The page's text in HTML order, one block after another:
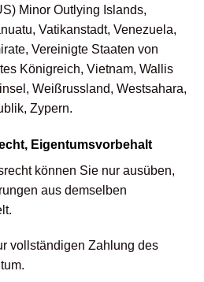
Minor Outlying Islands,
Vatikanstadt, Venezuela,
Vereinigte Staaten von
Königreich, Vietnam, Wallis
Weißrussland, Westsahara,
Zypern.
Eigentumsvorbehalt
können Sie nur ausüben,
aus demselben
vollständigen Zahlung des